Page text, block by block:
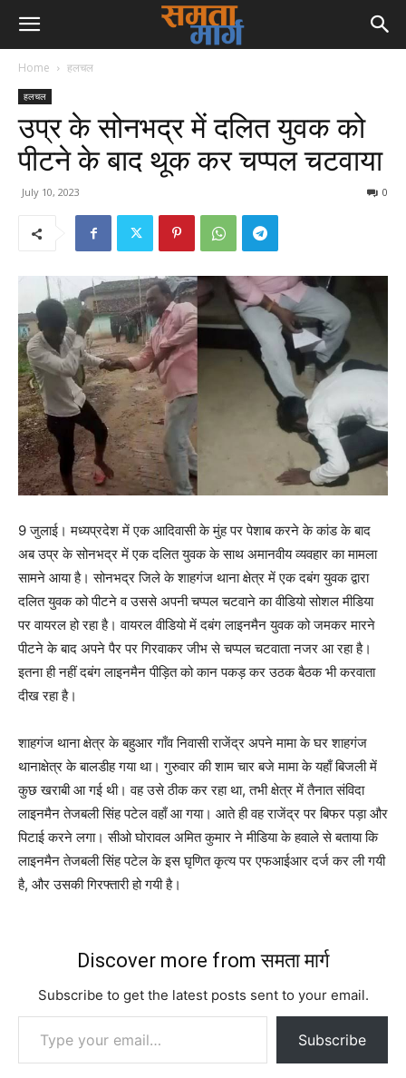
Home हलचल
हलचल
उप्र के सोनभद्र में दलित युवक को
पीटने के बाद थूक कर चप्पल चटवाया
July 10, 2023 0
9 जुलाई। मध्यप्रदेश में एक आदिवासी के मुंह पर पेशाब करने के कांड के बाद
अब उप्र के सोनभद्र में एक दलित युवक के साथ अमानवीय व्यवहार का मामला
सामने आया है। सोनभद्र जिले के शाहगंज थाना क्षेत्र में एक दबंग युवक द्वारा
दलित युवक को पीटने व उससे अपनी चप्पल चटवाने का वीडियो सोशल मीडिया
पर वायरल हो रहा है। वायरल वीडियो में दबंग लाइनमैन युवक को जमकर मारने
पीटने के बाद अपने पैर पर गिरवाकर जीभ से चप्पल चटवाता नजर आ रहा है।
इतना ही नहीं दबंग लाइनमैन पीड़ित को कान पकड़ कर उठक बैठक भी करवाता
दीख रहा है।
शाहगंज थाना क्षेत्र के बहुआर गाँव निवासी राजेंद्र अपने मामा के घर शाहगंज
थानाक्षेत्र के बालडीह गया था। गुरुवार की शाम चार बजे मामा के यहाँ बिजली में
कुछ खराबी आ गई थी। वह उसे ठीक कर रहा था, तभी क्षेत्र में तैनात संविदा
लाइनमैन तेजबली सिंह पटेल वहाँ आ गया। आते ही वह राजेंद्र पर बिफर पड़ा और
पिटाई करने लगा। सीओ घोरावल अमित कुमार ने मीडिया के हवाले से बताया कि
लाइनमैन तेजबली सिंह पटेल के इस घृणित कृत्य पर एफआईआर दर्ज कर ली गयी
है, और उसकी गिरफ्तारी हो गयी है।
Discover more from समता मार्ग
Subscribe to get the latest posts sent to your email.
Type your email…
Subscribe